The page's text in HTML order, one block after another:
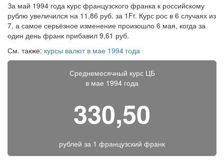
За май 1994 года курс французского франка к российскому
рублю увеличился на 11,86 руб. за 1Fr. Курс рос в 6 случаях из
7, а самое серьёзное изменение произошло 6 мая, когда за
один день франк прибавил 9,61 руб.
См. также: курсы валют в мае 1994 года
Среднемесячный курс ЦБ
в мае 1994 года
330,50
рублей за 1 французский франк